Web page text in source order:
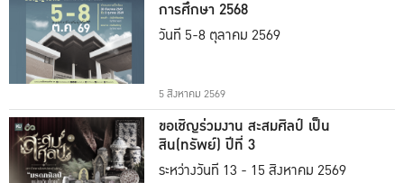
การศึกษา 2568
วันที่ 5-8 ตุลาคม 2569
5 สิงหาคม 2569
ขอเชิญร่วมงาน สะสมศิลป์ เป็น
สิน(ทรัพย์) ปีที่ 3
ระหว่างวันที่ 13 - 15 สิงหาคม 2569